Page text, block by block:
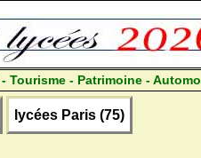
Tourisme - Patrimoine -
lycées Paris (75)